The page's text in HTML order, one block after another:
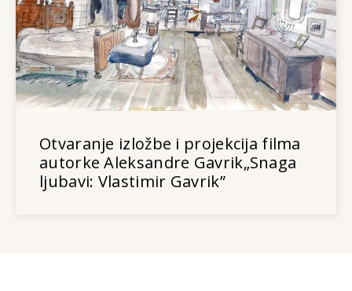
Otvaranje izložbe i projekcija filma
autorke Aleksandre Gavrik„Snaga
ljubavi: Vlastimir Gavrik”